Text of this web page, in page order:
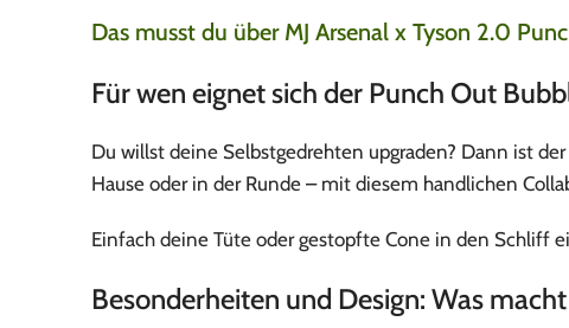
Das musst du über MJ Arsenal x Tyson 2.0
Für wen eignet sich der Punch Out
Du willst deine Selbstgedrehten upgraden? Dann ist
Hause oder in der Runde – mit diesem handlichen
Einfach deine Tüte oder gestopfte Cone in den Schliff
Besonderheiten und Design: Was